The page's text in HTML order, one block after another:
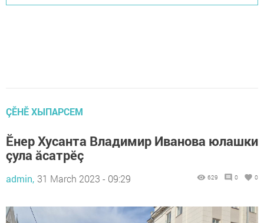
ÇӖНӖ ХЫПАРСЕМ
Ӗнер Хусанта Владимир Иванова юлашки
çула ăсатрӗç
admin, 31 March 2023 - 09:29 629 0 0